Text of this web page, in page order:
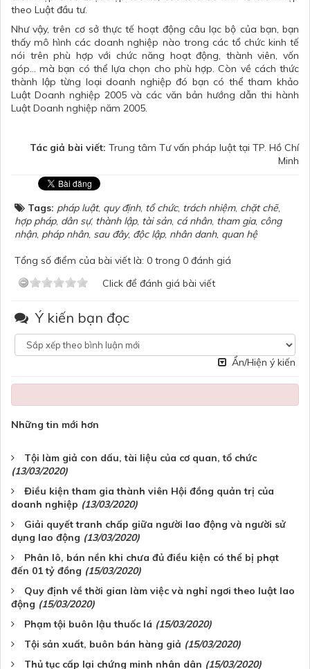
theo Luật đầu tư.
Như vậy, trên cơ sở thực tế hoạt động câu lạc bộ của bạn, bạn
thấy mô hình các doanh nghiệp nào trong các tổ chức kinh tế
nói trên phù hợp với chức năng hoạt động, thành viên, vốn
góp… mà bạn có thể lựa chọn cho phù hợp. Còn về cách thức
thành lập từng loại doanh nghiệp đó bạn có thể tham khảo
Luật Doanh nghiệp 2005 và các văn bản hướng dẫn thi hành
Luật Doanh nghiệp năm 2005.
Tác giả bài viết: Trung tâm Tư vấn pháp luật tại TP. Hồ Chí
Minh
Tags: pháp luật, quy định, tổ chức, trách nhiệm, chặt chẽ,
hợp pháp, dân sự, thành lập, tài sản, cá nhân, tham gia, công
nhận, pháp nhân, sau đây, độc lập, nhân danh, quan hệ
Tổng số điểm của bài viết là: 0 trong 0 đánh giá
Click để đánh giá bài viết
Ý kiến bạn đọc
Ẩn/Hiện ý kiến
Những tin mới hơn
Tội làm giả con dấu, tài liệu của cơ quan, tổ chức
(13/03/2020)
Điều kiện tham gia thành viên Hội đồng quản trị của
doanh nghiệp (13/03/2020)
Giải quyết tranh chấp giữa người lao động và người sử
dụng lao động (13/03/2020)
Phân lô, bán nền khi chưa đủ điều kiện có thể bị phạt
đến 01 tỷ đồng (15/03/2020)
Quy định về thời gian làm việc và nghỉ ngơi theo luật lao
động (15/03/2020)
Phạm tội buôn lậu thuốc lá (15/03/2020)
Tội sản xuất, buôn bán hàng giả (15/03/2020)
Thủ tục cấp lại chứng minh nhân dân (15/03/2020)